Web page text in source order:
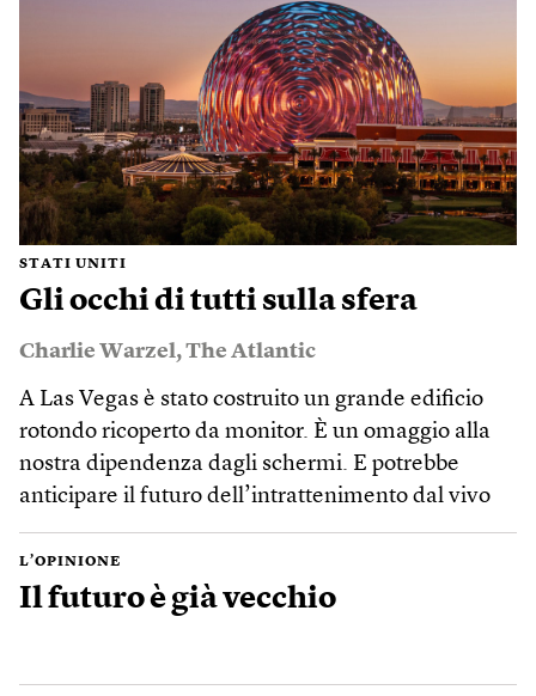
STATI UNITI
Gli occhi di tutti sulla sfera
Charlie Warzel,The Atlantic
A Las Vegas è stato costruito un grande edificio
rotondo ricoperto da monitor. È un omaggio alla
nostra dipendenza dagli schermi. E potrebbe
anticipare il futuro dell’intrattenimento dal vivo
L’OPINIONE
Il futuro è già vecchio